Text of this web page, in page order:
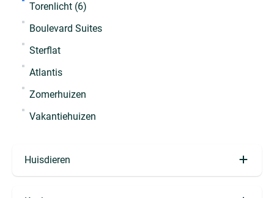
Eigen parkeervoorziening
Berging
Patio (2)
Torenlicht (6)
Boulevard Suites
Sterflat
Atlantis
Zomerhuizen
Vakantiehuizen
Huisdieren